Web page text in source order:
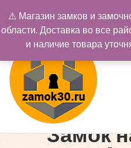
содержимому
Замок
⚠ Магазин замков и
области. Доставка во все
и наличие товара